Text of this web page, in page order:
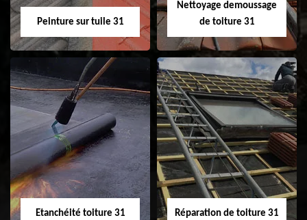
Peinture sur tuile 31
Peinture sur tuile
31
Nettoyage demoussage
de toiture 31
Nettoyage
demoussage de
toiture 31
Etanchéité toiture 31 Réparation de toiture 31